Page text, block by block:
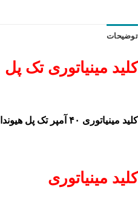
توضیحات
کلید مینیاتوری تک پل ۴۰ آمپر هیوندای
کلید مینیاتوری ۴۰ آمپر تک پل هیوندای
کلید مینیاتوری